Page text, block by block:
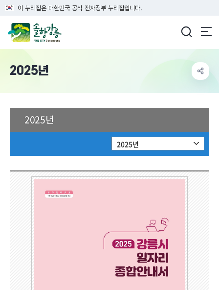
이 누리집은 대한민국 공식 전자정부 누리집입니다.
2025년
2025년
2025년